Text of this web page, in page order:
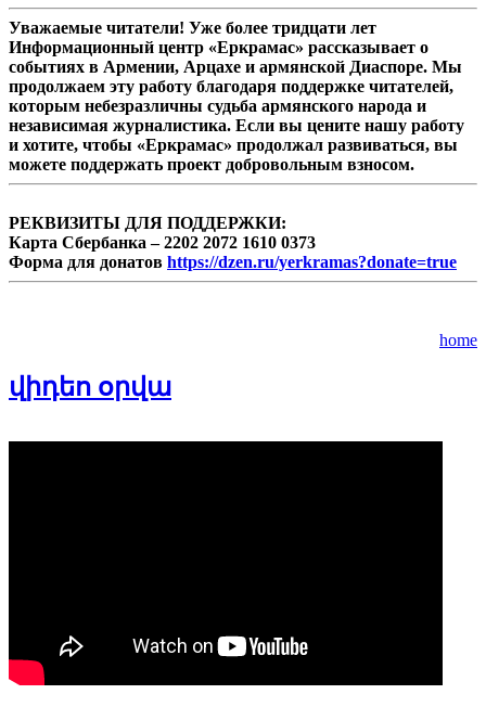
Уважаемые читатели! Уже более тридцати лет
Информационный центр «Еркрамас» рассказывает о
событиях в Армении, Арцахе и армянской Диаспоре. Мы
продолжаем эту работу благодаря поддержке читателей,
которым небезразличны судьба армянского народа и
независимая журналистика. Если вы цените нашу работу
и хотите, чтобы «Еркрамас» продолжал развиваться, вы
можете поддержать проект добровольным взносом.
РЕКВИЗИТЫ ДЛЯ ПОДДЕРЖКИ:
Карта Сбербанка – 2202 2072 1610 0373
Форма для донатов https://dzen.ru/yerkramas?donate=true
home
վիդեո օրվա